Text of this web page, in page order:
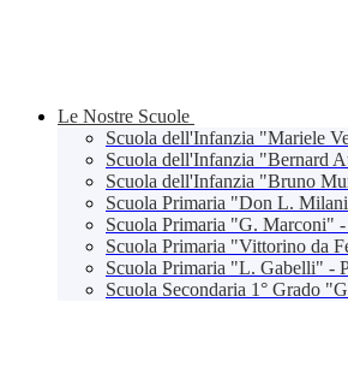
Le Nostre Scuole
Scuola dell'Infanzia "Mariele
Scuola dell'Infanzia "Bernard
Scuola dell'Infanzia "Bruno
Scuola Primaria "Don L.
Scuola Primaria "G. Marconi" -
Scuola Primaria "Vittorino da
Scuola Primaria "L. Gabelli" -
Scuola Secondaria 1° Grado